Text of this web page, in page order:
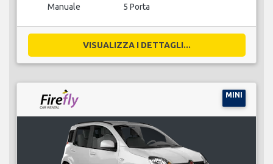
Manuale 5 Porta
VISUALIZZA I DETTAGLI...
MINI